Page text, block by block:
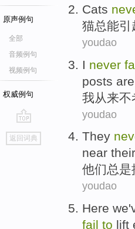
原声例句
全部
音频例句
视频例句
权威例句
go
top
返回词典
Cats
猫总能引
youdao
I never
posts are
我从来不
youdao
They
near their
他们总是
youdao
Here we
fail to lift